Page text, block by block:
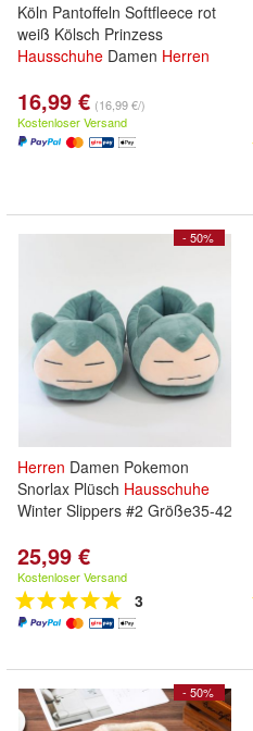
Köln Pantoffeln Softfleece rot
weiß Kölsch Prinzess
Hausschuhe Damen Herren
16,99 € (16,99 €/)
Kostenloser Versand
- 50%
Herren Damen Pokemon
Snorlax Plüsch Hausschuhe
Winter Slippers #2 Größe35-42
25,99 €
Kostenloser Versand
3
- 50%